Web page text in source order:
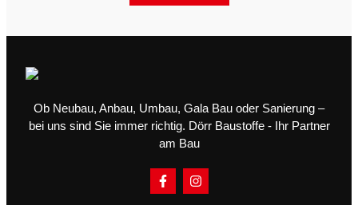
Ob Neubau, Anbau, Umbau, Gala Bau oder Sanierung –
bei uns sind Sie immer richtig. Dörr Baustoffe - Ihr Partner
am Bau